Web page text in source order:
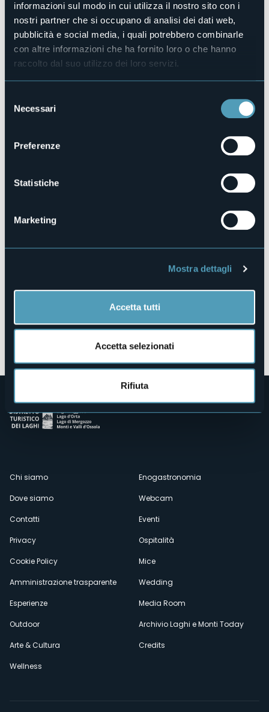
informazioni sul modo in cui utilizza il nostro sito con i
nostri partner che si occupano di analisi dei dati web,
pubblicità e social media, i quali potrebbero combinarle
con altre informazioni che ha fornito loro o che hanno
raccolto dal suo utilizzo dei loro servizi.
delNecessari
Preferenze
Statistiche
Marketing
Mostra dettagli
Accetta tutti
Accetta selezionati
Rifiuta
Dalle 10.00 - mercatini dell'artigianato.
Associazione "Fra il Cuore e la Mente".
Organizzatore
Gli Amici della Fontana
Piazza Madonna del Popolo (Area Fontana)
E-mail
infopoint@comune.omegna.vb.it
https://www.visitomegna.it/it/news/posts/castagnata-
madonna-del-popolo/
Menù
secondario
Chi siamo
Dove siamo
Contatti
Privacy
Cookie Policy
Amministrazione trasparente
Esperienze
Outdoor
Arte & Cultura
Wellness
Enogastronomia
Webcam
Eventi
Ospitalità
Mice
Wedding
Media Room
Archivio Laghi e Monti Today
Credits